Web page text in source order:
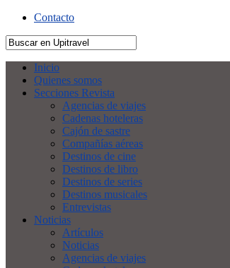
Contacto
Inicio
Quienes somos
Secciones Revista
Agencias de viajes
Cadenas hoteleras
Cajón de sastre
Compañías aéreas
Destinos de cine
Destinos de libro
Destinos de series
Destinos musicales
Entrevistas
Noticias
Artículos
Noticias
Agencias de viajes